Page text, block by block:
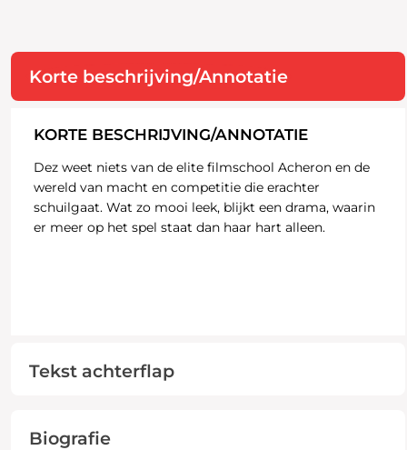
Korte beschrijving/Annotatie
KORTE BESCHRIJVING/ANNOTATIE
Dez weet niets van de elite filmschool Acheron en de
wereld van macht en competitie die erachter
schuilgaat. Wat zo mooi leek, blijkt een drama, waarin
er meer op het spel staat dan haar hart alleen.
Tekst achterflap
Biografie